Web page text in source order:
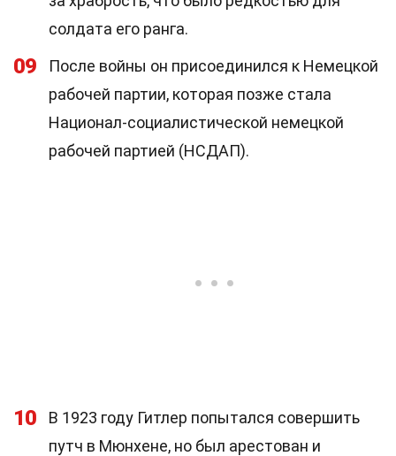
солдата его ранга.
09
После войны он присоединился к Немецкой
рабочей партии, которая позже стала
Национал-социалистической немецкой
рабочей партией (НСДАП).
10
В 1923 году Гитлер попытался совершить
путч в Мюнхене, но был арестован и